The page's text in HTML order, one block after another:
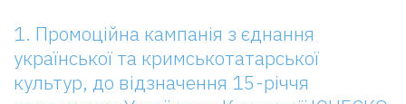
1. Промоційна кампанія з єднання
української та кримськотатарської
культур, до відзначення 15-річчя